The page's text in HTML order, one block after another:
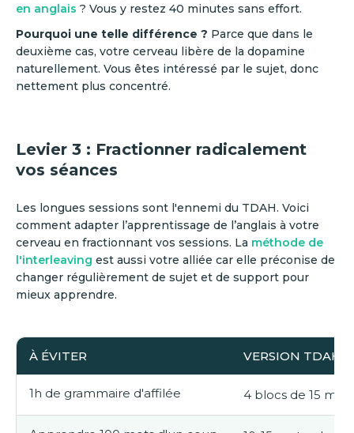
en anglais ? Vous y restez 40 minutes sans effort.
Pourquoi une telle différence ? Parce que dans le
deuxième cas, votre cerveau libère de la dopamine
naturellement. Vous êtes intéressé par le sujet, donc
nettement plus concentré.
Levier 3 : Fractionner radicalement
vos séances
Les longues sessions sont l'ennemi du TDAH. Voici
comment adapter l’apprentissage de l’anglais à votre
cerveau en fractionnant vos sessions. La méthode de
l'interleaving est aussi votre alliée car elle préconise de
changer régulièrement de sujet et de support pour
mieux apprendre.
À ÉVITER VERSION TDAH-
1h de grammaire d'affilée 4 blocs de 15 min